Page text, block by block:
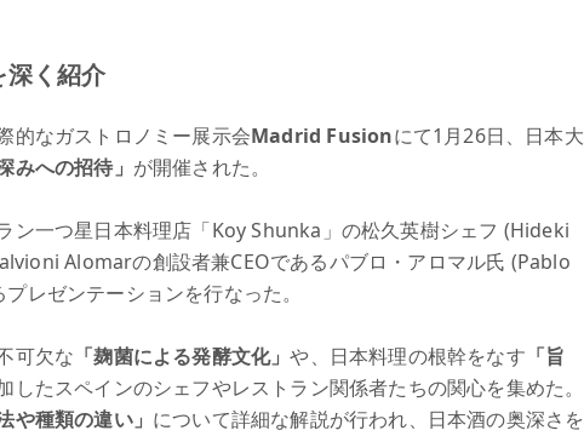
深く紹介
的なガストロノミー展示会Madrid Fusionにて1月26日、日本大
みへの招待」 が開催された。
ン一つ星日本料理店「Koy Shunka」の松久英樹シェフ (Hideki
Alomarの創設者兼CEOであるパブロ・アロマル氏 (Pablo
レゼンテーションを行なった。
可欠な 「麹菌による発酵文化」や、日本料理の根幹をなす 「旨
たスペインのシェフやレストラン関係者たちの関心を集めた。
や種類の違い」 について詳細な解説が行われ、日本酒の奥深さを